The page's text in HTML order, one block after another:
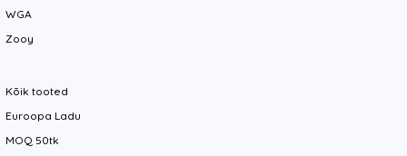
WGA
Zooy
Kõik tooted
Euroopa Ladu
MOQ 50tk